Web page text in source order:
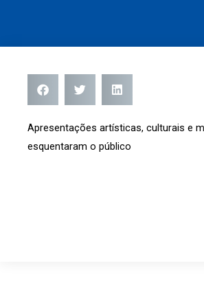
Apresentações artísticas, culturais e
esquentaram o público